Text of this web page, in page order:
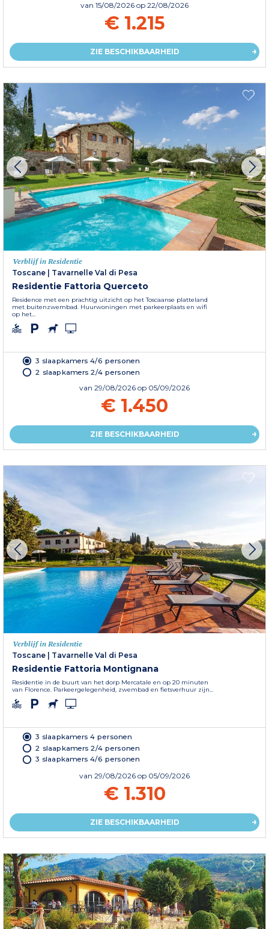
van 15/08/2026 op 22/08/2026
€ 1.215
ZIE BESCHIKBAARHEID
Verblijf in Residentie
Toscane
Tavarnelle Val di Pesa
Residentie Fattoria Querceto
Residence met een prachtig uitzicht op het Toscaanse platteland
met buitenzwembad. Huurwoningen met parkeerplaats en wifi
op het...
3 slaapkamers 4/6 personen
2 slaapkamers 2/4 personen
van 29/08/2026 op 05/09/2026
€ 1.450
ZIE BESCHIKBAARHEID
Verblijf in Residentie
Toscane
Tavarnelle Val di Pesa
Residentie Fattoria Montignana
Residentie in de buurt van het dorp Mercatale en op 20 minuten
van Florence. Parkeergelegenheid, zwembad en fietsverhuur zijn...
3 slaapkamers 4 personen
2 slaapkamers 2/4 personen
3 slaapkamers 4/6 personen
van 29/08/2026 op 05/09/2026
€ 1.310
ZIE BESCHIKBAARHEID